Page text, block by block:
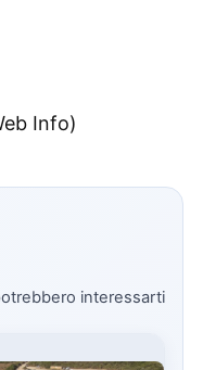
Info)
interessarti